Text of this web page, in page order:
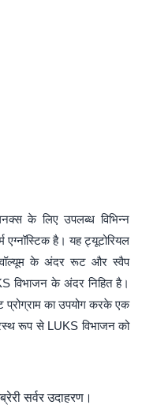
के लिए उपलब्ध विभिन्न
एग्नॉस्टिक है। यह ट्यूटोरियल
के अंदर रूट और स्वैप
विभाजन के अंदर निहित है।
प्रोग्राम का उपयोग करके एक
रूप से LUKS विभाजन को
सर्वर उदाहरण।